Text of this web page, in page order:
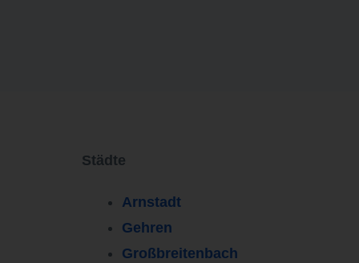
Städte
Arnstadt
Gehren
Großbreitenbach